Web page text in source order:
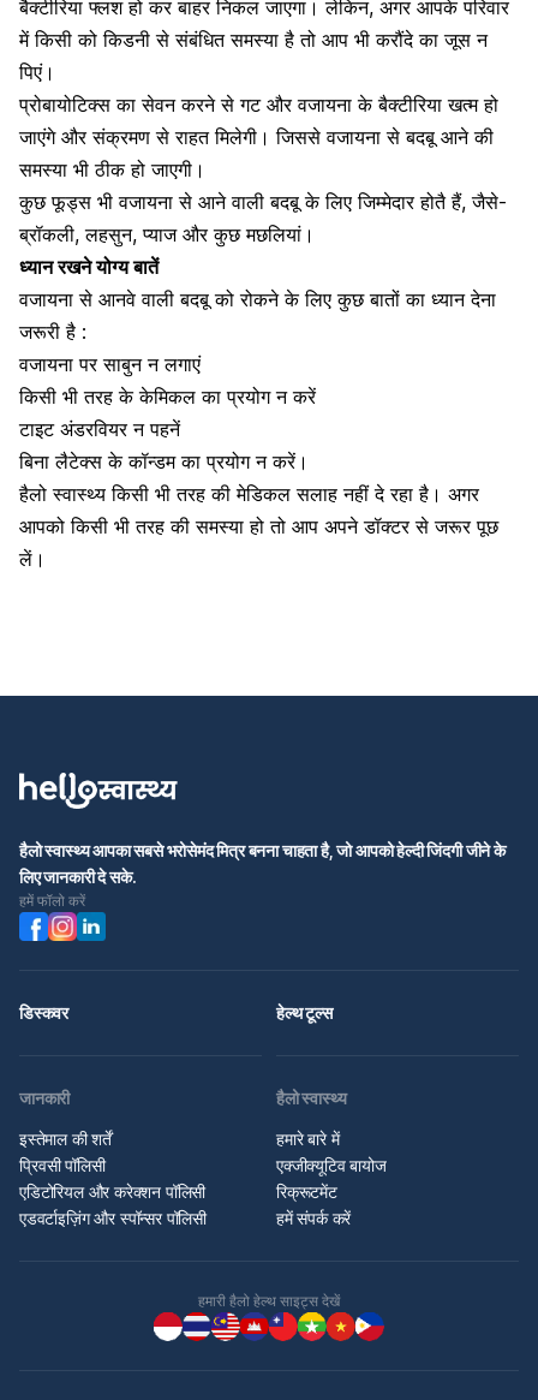
बैक्टीरिया फ्लश हो कर बाहर निकल जाएगा। लेकिन, अगर आपके परिवार
में किसी को किडनी से संबंधित समस्या है तो आप भी करौंदे का जूस न
पिएं।
प्रोबायोटिक्स का सेवन करने से गट और वजायना के बैक्टीरिया खत्म हो
जाएंगे और संक्रमण से राहत मिलेगी। जिससे वजायना से बदबू आने की
समस्या भी ठीक हो जाएगी।
कुछ फूड्स भी वजायना से आने वाली बदबू के लिए जिम्मेदार होतै हैं, जैसे-
ब्रॉकली,लहसुन, प्याज और कुछ मछलियां।
ध्यान रखने योग्य बातें
वजायना से आनवे वाली बदबू को रोकने के लिए कुछ बातों का ध्यान देना
जरूरी है :
वजायना पर साबुन न लगाएं
किसी भी तरह के केमिकल का प्रयोग न करें
टाइट अंडरवियर न पहनें
बिना लैटेक्स के कॉन्डम का प्रयोग न करें।
हैलो स्वास्थ्य किसी भी तरह की मेडिकल सलाह नहीं दे रहा है। अगर
आपको किसी भी तरह की समस्या हो तो आप अपने डॉक्टर से जरूर पूछ
लें।
हैलो स्वास्थ्य आपका सबसे भरोसेमंद मित्र बनना चाहता है, जो आपको हेल्दी जिंदगी जीने के
लिए जानकारी दे सके.
हमें फॉलो करें
डिस्कवर हेल्थ टूल्स
जानकारी
इस्तेमाल की शर्तें
प्रिवसी पॉलिसी
एडिटोरियल और करेक्शन पॉलिसी
एडवर्टाइज़िंग और स्पॉन्सर पॉलिसी
हैलो स्वास्थ्य
हमारे बारे में
एक्जीक्यूटिव बायोज
रिक्रूटमेंट
हमें संपर्क करें
हमारी हैलो हेल्थ साइट्स देखें